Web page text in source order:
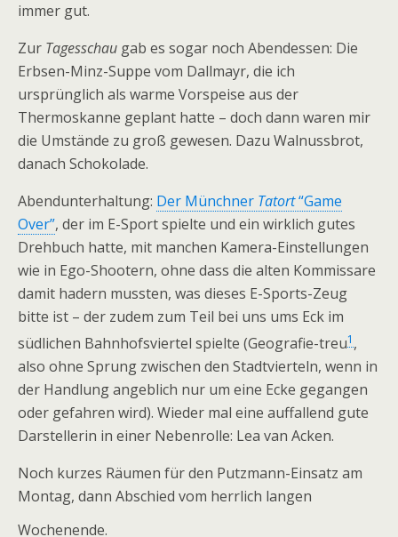
immer gut.
Zur Tagesschau gab es sogar noch Abendessen: Die
Erbsen-Minz-Suppe vom Dallmayr, die ich
ursprünglich als warme Vorspeise aus der
Thermoskanne geplant hatte – doch dann waren mir
die Umstände zu groß gewesen. Dazu Walnussbrot,
danach Schokolade.
Abendunterhaltung: Der Münchner Tatort“Game
Over”, der im E-Sport spielte und ein wirklich gutes
Drehbuch hatte, mit manchen Kamera-Einstellungen
wie in Ego-Shootern, ohne dass die alten Kommissare
damit hadern mussten, was dieses E-Sports-Zeug
bitte ist – der zudem zum Teil bei uns ums Eck im
südlichen Bahnhofsviertel spielte (Geografie-treu1 ,
also ohne Sprung zwischen den Stadtvierteln, wenn in
der Handlung angeblich nur um eine Ecke gegangen
oder gefahren wird). Wieder mal eine auffallend gute
Darstellerin in einer Nebenrolle: Lea van Acken.
Noch kurzes Räumen für den Putzmann-Einsatz am
Montag, dann Abschied vom herrlich langen
Wochenende.